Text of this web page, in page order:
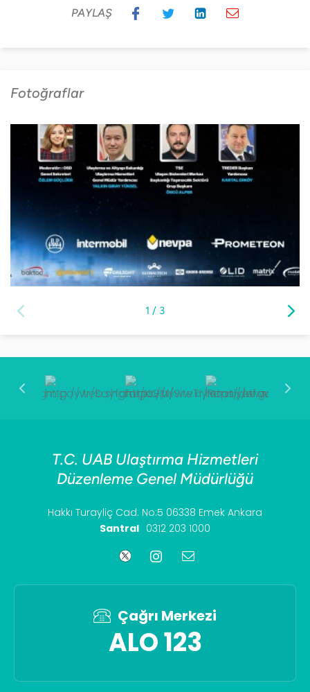
PAYLAŞ
Fotoğraflar
1 / 3
T.C. UAB Ulaştırma Hizmetleri
Düzenleme Genel Müdürlüğü
Hakkı Turayliç Cad. No:5 06338 Emek Ankara
Santral 0312 203 1000
Çağrı Merkezi
ALO 123